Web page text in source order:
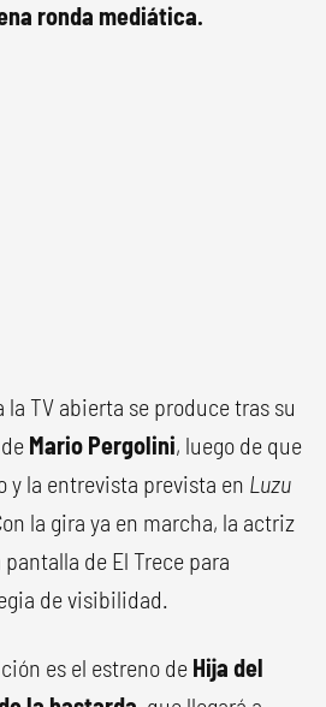
ronda mediática.
la TV abierta se produce tras su
Mario Pergolini, luego de que
y la entrevista prevista en Luzu
la gira ya en marcha, la actriz
de El Trece para
de visibilidad.
es el estreno de Hija del